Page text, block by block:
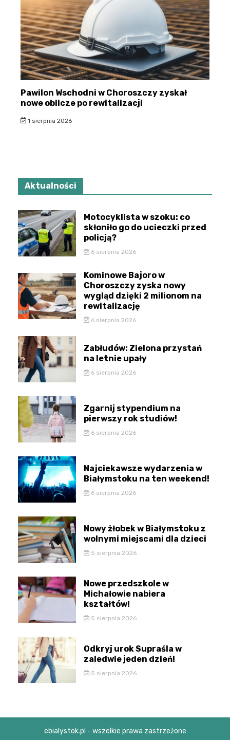
Pawilon Wschodni w Choroszczy zyskał
nowe oblicze po rewitalizacji
1 sierpnia 2026
Aktualności
Motocyklista w szoku: co
skłoniło go do ucieczki przed
policją?
6 sierpnia 2026
Kominowe Bajoro w
Choroszczy zyska nowy
wygląd dzięki 2 milionom na
rewitalizację
6 sierpnia 2026
Zabłudów: Zielona przystań
na letnie upały
6 sierpnia 2026
Zgarnij stypendium na
pierwszy rok studiów!
6 sierpnia 2026
Najciekawsze wydarzenia w
Białymstoku na ten weekend!
6 sierpnia 2026
Nowy żłobek w Białymstoku z
wolnymi miejscami dla dzieci
5 sierpnia 2026
Nowe przedszkole w
Michałowie nabiera
kształtów!
5 sierpnia 2026
Odkryj urok Supraśla w
zaledwie jeden dzień!
5 sierpnia 2026
ebialystok.pl - wszelkie prawa zastrzeżone